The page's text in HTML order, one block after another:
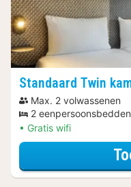
Standaard Twin
Max. 2 volwassenen
2
Gratis wifi